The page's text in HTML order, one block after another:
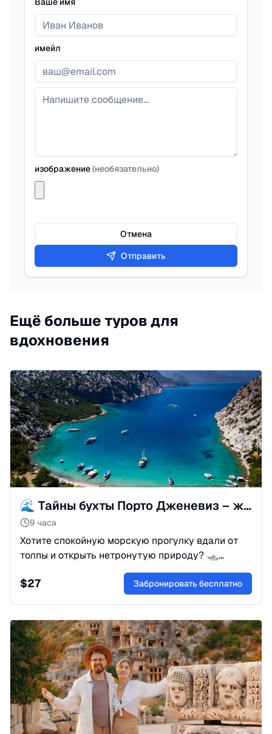
имейл
изображение(необязательно)
Отмена
Отправить
Ещё больше туров для
вдохновения
🌊 Тайны бухты Порто Дженевиз – живописное морское приключение
9 часа
Хотите спокойную морскую прогулку вдали от
толпы и открыть нетронутую природу? 🛥
Экскурсия в бухты Адрасана и Порто Дженевиз
— идеальный выбор!
$27 Забронировать бесплатно